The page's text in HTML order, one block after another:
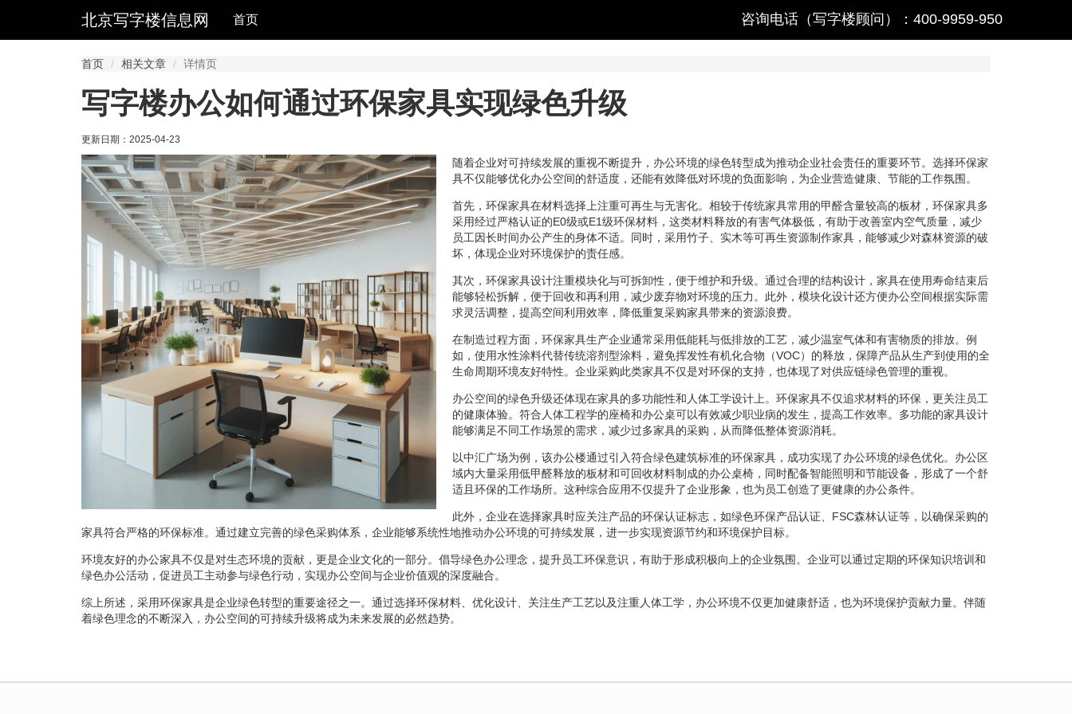
北京写字楼信息网 首页 咨询电话（写字楼顾问）：400-9959-950
首页 相关文章 详情页
写字楼办公如何通过环保家具实现绿色升级
更新日期： 2025-04-23
随着企业对可持续发展的重视不断提升，办公环境的绿色转型成为推动企业社会责任的重要环节。选择环保家
具不仅能够优化办公空间的舒适度，还能有效降低对环境的负面影响，为企业营造健康、节能的工作氛围。
首先，环保家具在材料选择上注重可再生与无害化。相较于传统家具常用的甲醛含量较高的板材，环保家具多
采用经过严格认证的E0级或E1级环保材料，这类材料释放的有害气体极低，有助于改善室内空气质量，减少
员工因长时间办公产生的身体不适。同时，采用竹子、实木等可再生资源制作家具，能够减少对森林资源的破
坏，体现企业对环境保护的责任感。
其次，环保家具设计注重模块化与可拆卸性，便于维护和升级。通过合理的结构设计，家具在使用寿命结束后
能够轻松拆解，便于回收和再利用，减少废弃物对环境的压力。此外，模块化设计还方便办公空间根据实际需
求灵活调整，提高空间利用效率，降低重复采购家具带来的资源浪费。
在制造过程方面，环保家具生产企业通常采用低能耗与低排放的工艺，减少温室气体和有害物质的排放。例
如，使用水性涂料代替传统溶剂型涂料，避免挥发性有机化合物（VOC）的释放，保障产品从生产到使用的全
生命周期环境友好特性。企业采购此类家具不仅是对环保的支持，也体现了对供应链绿色管理的重视。
办公空间的绿色升级还体现在家具的多功能性和人体工学设计上。环保家具不仅追求材料的环保，更关注员工
的健康体验。符合人体工程学的座椅和办公桌可以有效减少职业病的发生，提高工作效率。多功能的家具设计
能够满足不同工作场景的需求，减少过多家具的采购，从而降低整体资源消耗。
以中汇广场为例，该办公楼通过引入符合绿色建筑标准的环保家具，成功实现了办公环境的绿色优化。办公区
域内大量采用低甲醛释放的板材和可回收材料制成的办公桌椅，同时配备智能照明和节能设备，形成了一个舒
适且环保的工作场所。这种综合应用不仅提升了企业形象，也为员工创造了更健康的办公条件。
此外，企业在选择家具时应关注产品的环保认证标志，如绿色环保产品认证、FSC森林认证等，以确保采购的
家具符合严格的环保标准。通过建立完善的绿色采购体系，企业能够系统性地推动办公环境的可持续发展，进一步实现资源节约和环境保护目标。
环境友好的办公家具不仅是对生态环境的贡献，更是企业文化的一部分。倡导绿色办公理念，提升员工环保意识，有助于形成积极向上的企业氛围。企业可以通过定期的环保知识培训和
绿色办公活动，促进员工主动参与绿色行动，实现办公空间与企业价值观的深度融合。
综上所述，采用环保家具是企业绿色转型的重要途径之一。通过选择环保材料、优化设计、关注生产工艺以及注重人体工学，办公环境不仅更加健康舒适，也为环境保护贡献力量。伴随
着绿色理念的不断深入，办公空间的可持续升级将成为未来发展的必然趋势。